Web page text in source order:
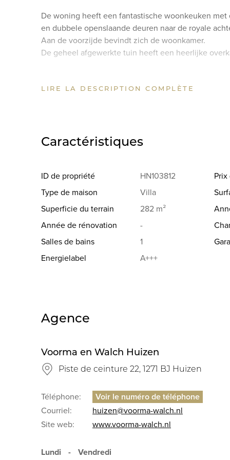
De woning heeft een fantastische woonkeuken
en dubbele openslaande deuren naar de royale
Aan de voorzijde bevindt zich de woonkamer.
De geheel afgewerkte tuin heeft een heerlijke
Alle woningen worden uitgerust met een
Entree, hal met toilet en kast voor warmtepomp en
De luxe keuken is gelegen aan de achterzijde van
Vanaf de keuken is de bijkeuken bereikbaar met veel
De begane grondvloer is voorzien van een
1e verdieping: 3 slaapkamers en een moderne
inloopdouche, 2e toilet en wastafelmeubel met
hoofdslaapkamer is voorzien van een
Op de verdiepingen ligt een pvc vloer en alle
Bijzonderheden:
- Energielabel A+++
- 10 Zonnepanelen
- 5 slaapkamers
Omgeving:
De Blaricummermeent is een jonge en populaire
het nabijgelegen Huizen en het oude dorp van
LIRE LA DESCRIPTION COMPLÈTE
Caractéristiques
ID de propriété HN103812
Type de maison
Villa
Superficie du terrain
282 m²
Année de rénovation
-
Salles de bains
1
Energielabel
A+++
Agence
Voorma en Walch Huizen
Piste de ceinture 22, 1271 BJ Huizen
Téléphone:
Courriel:
huizen@voorma-walch.nl
Site web:
www.voorma-walch.nl
Lundi -
Vendredi